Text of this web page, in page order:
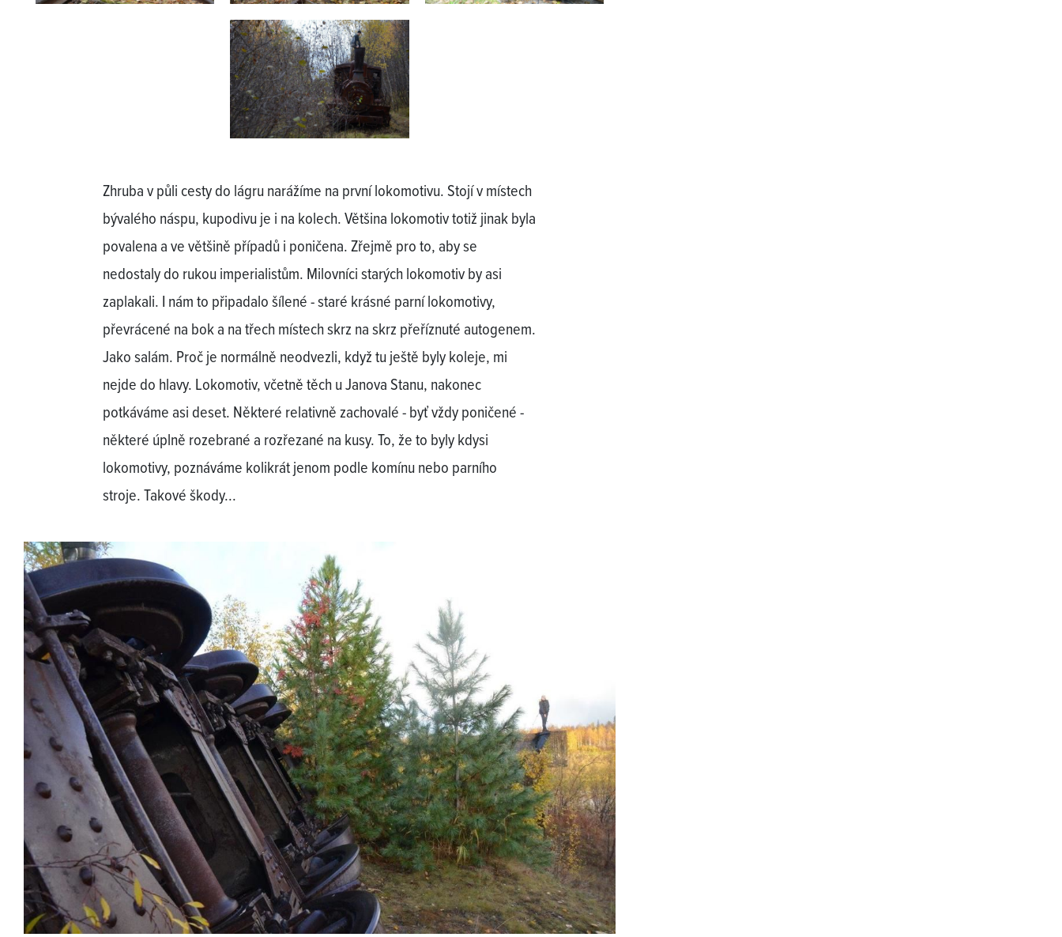
Zhruba v půli cesty do lágru narážíme na první lokomotivu. Stojí v místech
bývalého náspu, kupodivu je i na kolech. Většina lokomotiv totiž jinak byla
povalena a ve většině případů i poničena. Zřejmě pro to, aby se
nedostaly do rukou imperialistům. Milovníci starých lokomotiv by asi
zaplakali. I nám to připadalo šílené - staré krásné parní lokomotivy,
převrácené na bok a na třech místech skrz na skrz přeříznuté autogenem.
Jako salám. Proč je normálně neodvezli, když tu ještě byly koleje, mi
nejde do hlavy. Lokomotiv, včetně těch u Janova Stanu, nakonec
potkáváme asi deset. Některé relativně zachovalé - byť vždy poničené -
některé úplně rozebrané a rozřezané na kusy. To, že to byly kdysi
lokomotivy, poznáváme kolikrát jenom podle komínu nebo parního
stroje. Takové škody...